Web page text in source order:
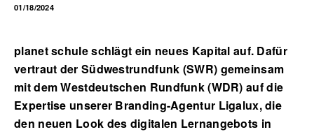
01/18/2024
planet schule schlägt ein neues Kapital auf. Dafür
vertraut der Südwestrundfunk (SWR) gemeinsam
mit dem Westdeutschen Rundfunk (WDR) auf die
Expertise unserer Branding-Agentur Ligalux, die
den neuen Look des digitalen Lernangebots in